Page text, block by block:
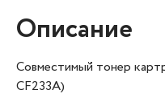
Описание
Совместимый тонер
CF233A)